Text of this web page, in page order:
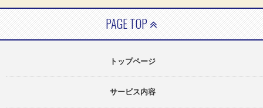
PAGE TOP
トップページ
サービス内容